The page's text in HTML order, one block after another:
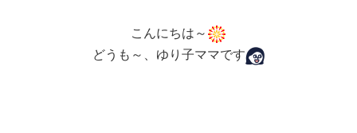
こんにちは～
どうも～、ゆり子ママです